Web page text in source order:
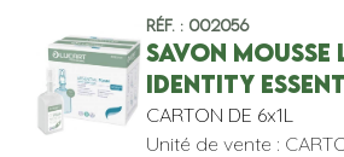
Réf. : 002056
SAVON MOUSSE
IDENTITY
CARTON DE 6x1L
Unité de vente :